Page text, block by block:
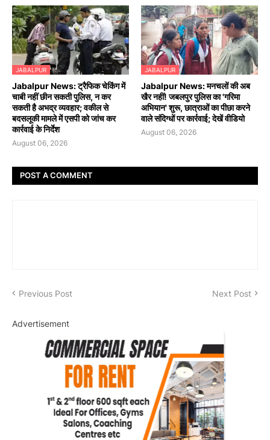
JABALPUR
Jabalpur News: ट्रैफिक चेकिंग में
चाबी नहीं छीन सकती पुलिस, न कर
सकती है अभद्र व्यवहार; वकील से
बदसलूकी मामले में एसपी को जांच कर
कार्रवाई के निर्देश
August 06, 2026
JABALPUR
Jabalpur News: मनचलों की अब
खैर नहीं! जबलपुर पुलिस का 'गरिमा
अभियान' शुरू, छात्राओं का पीछा करने
वाले संदिग्धों पर कार्रवाई; देखें वीडियो
August 06, 2026
POST A COMMENT
Previous Post Next Post
Advertisement